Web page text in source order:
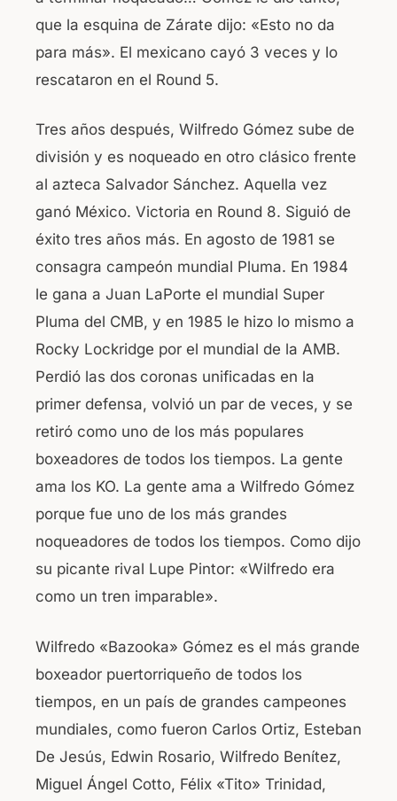
que la esquina de Zárate dijo: «Esto no da
para más». El mexicano cayó 3 veces y lo
rescataron en el Round 5.
Tres años después, Wilfredo Gómez sube de
división y es noqueado en otro clásico frente
al azteca Salvador Sánchez. Aquella vez
ganó México. Victoria en Round 8. Siguió de
éxito tres años más. En agosto de 1981 se
consagra campeón mundial Pluma. En 1984
le gana a Juan LaPorte el mundial Super
Pluma del CMB, y en 1985 le hizo lo mismo a
Rocky Lockridge por el mundial de la AMB.
Perdió las dos coronas unificadas en la
primer defensa, volvió un par de veces, y se
retiró como uno de los más populares
boxeadores de todos los tiempos. La gente
ama los KO. La gente ama a Wilfredo Gómez
porque fue uno de los más grandes
noqueadores de todos los tiempos. Como dijo
su picante rival Lupe Pintor: «Wilfredo era
como un tren imparable».
Wilfredo «Bazooka» Gómez es el más grande
boxeador puertorriqueño de todos los
tiempos, en un país de grandes campeones
mundiales, como fueron Carlos Ortiz, Esteban
De Jesús, Edwin Rosario, Wilfredo Benítez,
Miguel Ángel Cotto, Félix «Tito» Trinidad,